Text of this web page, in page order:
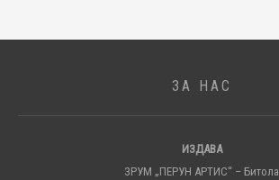
ЗА НАС
ИЗДАВА
ЗРУМ „ПЕРУН АРТИС“ – Битола